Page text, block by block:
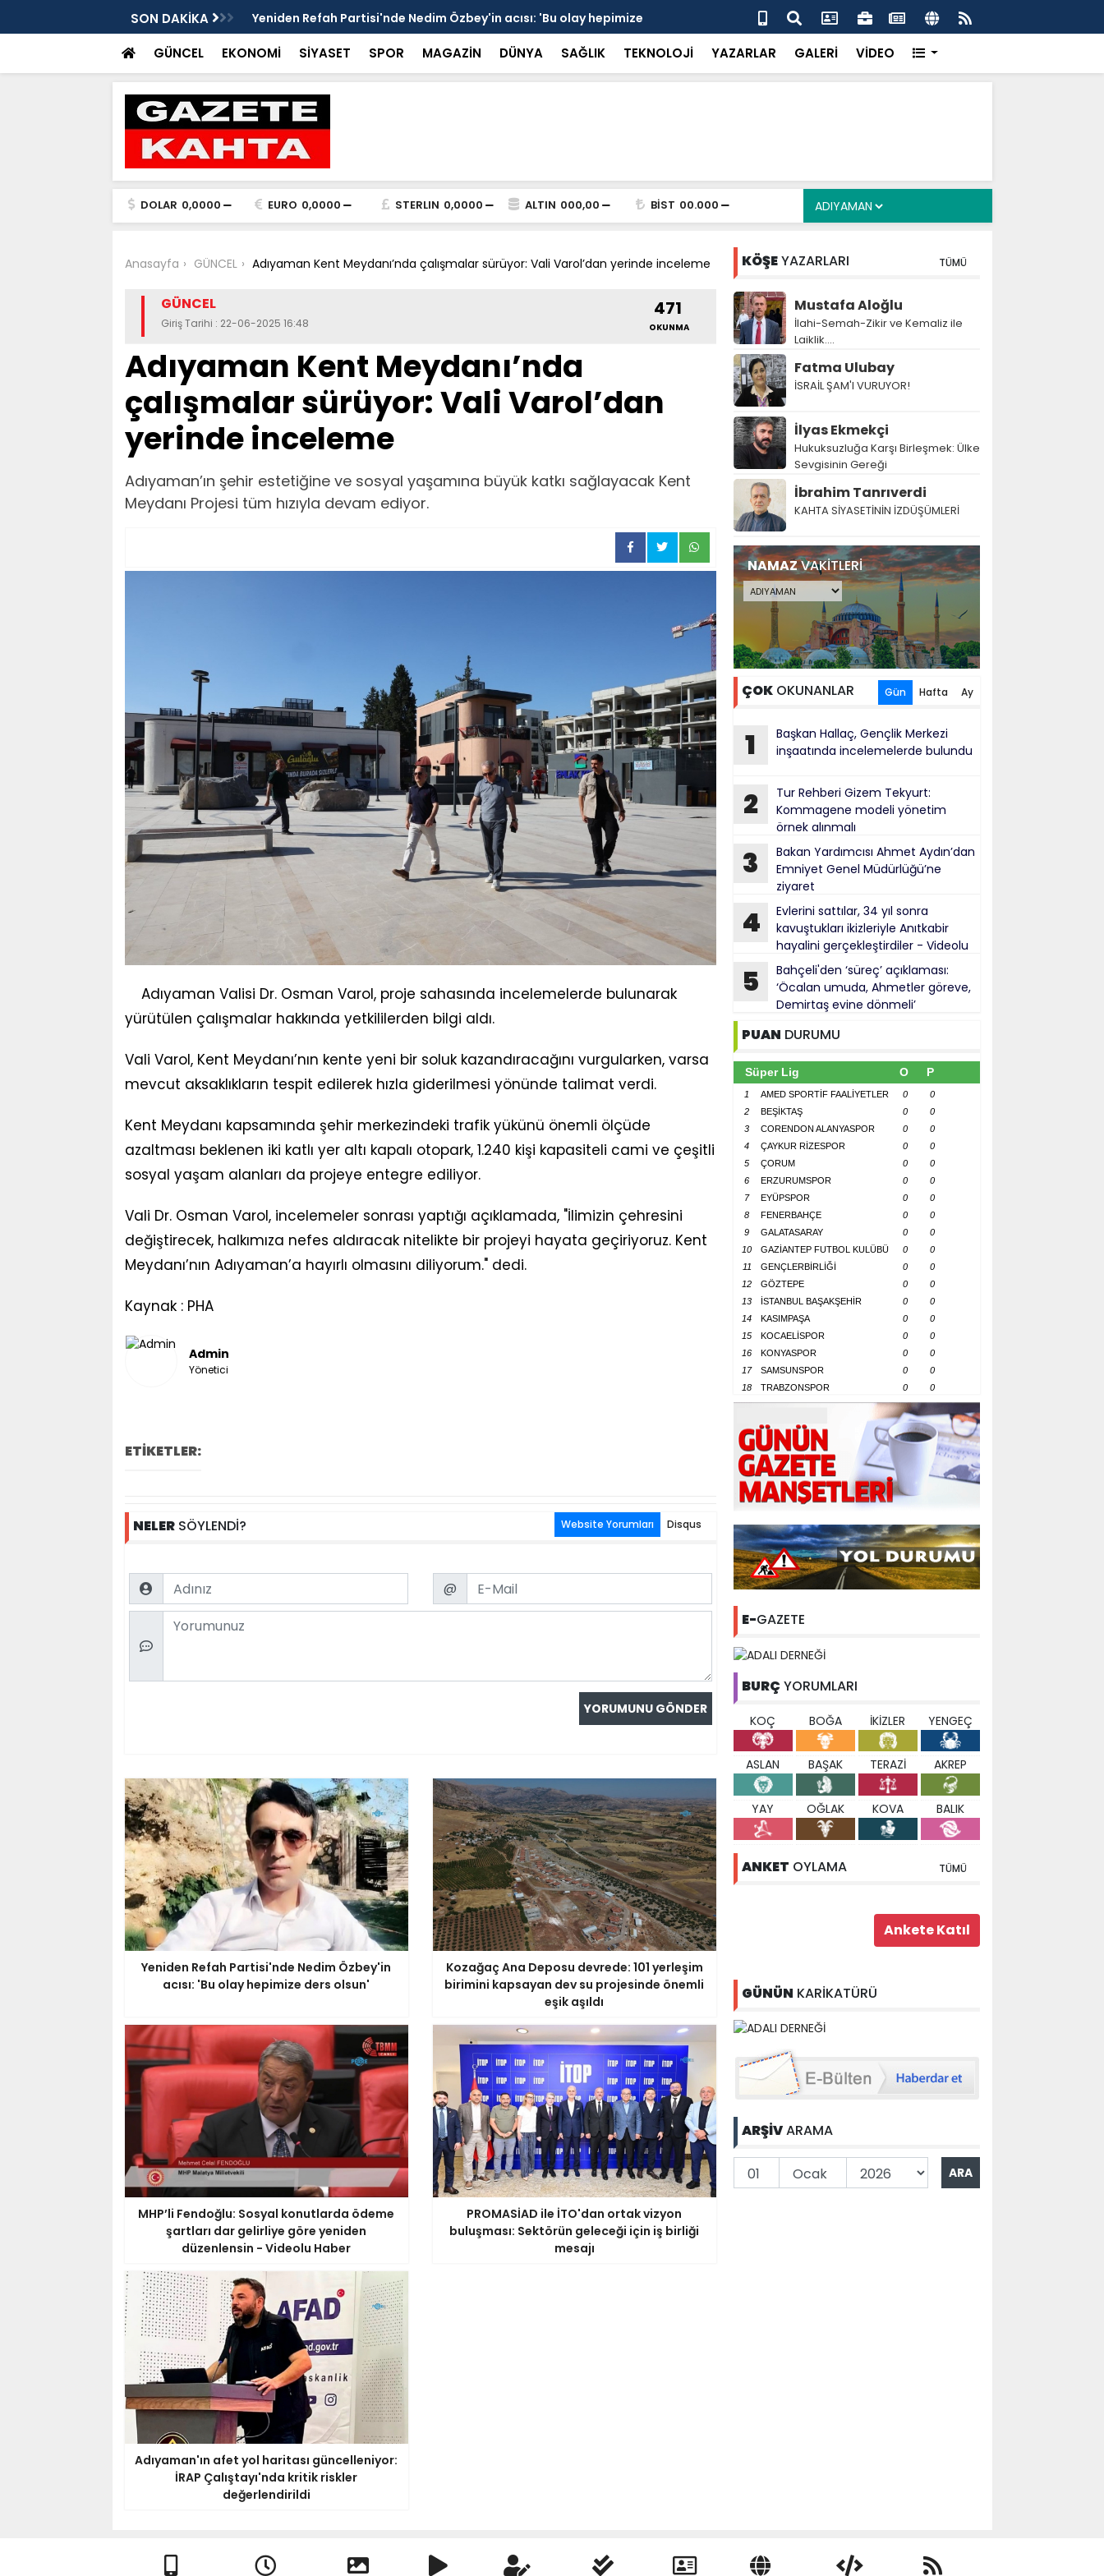
SON DAKİKA
Özbey'in acısı: 'Bu olay hepimize
Kozağaç Ana Deposu devrede: 101 yerleşim birimini kapsayan dev su
projesinde önemli eşik aşıldı
Prof. Dr. Dalyan: ‘Fransız Enstitüsü raporu, Adıyaman'daki siyasi
kırılmayı 'metroköy' kavramıyla açıklıyor’
GÜNCEL EKONOMİ SİYASET SPOR MAGAZİN DÜNYA SAĞLIK TEKNOLOJİ YAZARLAR GALERİ VİDEO
DOLAR 0,0000 EURO 0,0000 STERLIN 0,0000 ALTIN 000,00 BİST 00.000
Anasayfa GÜNCEL Adıyaman Kent Meydanı’nda çalışmalar sürüyor: Vali Varol’dan yerinde inceleme
GÜNCEL
Giriş Tarihi : 22-06-2025 16:48
471
OKUNMA
Adıyaman Kent Meydanı’nda
çalışmalar sürüyor: Vali Varol’dan
yerinde inceleme
Adıyaman’ın şehir estetiğine ve sosyal yaşamına büyük katkı sağlayacak Kent
Meydanı Projesi tüm hızıyla devam ediyor.
Adıyaman Valisi Dr. Osman Varol, proje sahasında incelemelerde bulunarak
yürütülen çalışmalar hakkında yetkililerden bilgi aldı.
Vali Varol, Kent Meydanı’nın kente yeni bir soluk kazandıracağını vurgularken, varsa
mevcut aksaklıkların tespit edilerek hızla giderilmesi yönünde talimat verdi.
Kent Meydanı kapsamında şehir merkezindeki trafik yükünü önemli ölçüde
azaltması beklenen iki katlı yer altı kapalı otopark, 1.240 kişi kapasiteli cami ve çeşitli
sosyal yaşam alanları da projeye entegre ediliyor.
Vali Dr. Osman Varol, incelemeler sonrası yaptığı açıklamada, "İlimizin çehresini
değiştirecek, halkımıza nefes aldıracak nitelikte bir projeyi hayata geçiriyoruz. Kent
Meydanı’nın Adıyaman’a hayırlı olmasını diliyorum." dedi.
Kaynak : PHA
Admin
Yönetici
ETİKETLER:
NELERSÖYLENDİ? Website Yorumları Disqus
Name Email
@
Comment
Yeniden Refah Partisi'nde Nedim Özbey'in
acısı: 'Bu olay hepimize ders olsun'
Kozağaç Ana Deposu devrede: 101 yerleşim
birimini kapsayan dev su projesinde önemli
eşik aşıldı
MHP’li Fendoğlu: Sosyal konutlarda ödeme
şartları dar gelirliye göre yeniden
düzenlensin - Videolu Haber
PROMASİAD ile İTO'dan ortak vizyon
buluşması: Sektörün geleceği için iş birliği
mesajı
Adıyaman'ın afet yol haritası güncelleniyor:
İRAP Çalıştayı'nda kritik riskler
değerlendirildi
KÖŞEYAZARLARI TÜMÜ
Mustafa Aloğlu
İlahi-Semah-Zikir ve Kemaliz ile
Laiklik….
Fatma Ulubay
İSRAİL ŞAM'I VURUYOR!
İlyas Ekmekçi
Hukuksuzluğa Karşı Birleşmek: Ülke
Sevgisinin Gereği
İbrahim Tanrıverdi
KAHTA SİYASETİNİN İZDÜŞÜMLERİ
NAMAZVAKİTLERİ
ÇOKOKUNANLAR Gün Hafta Ay
1
Başkan Hallaç, Gençlik Merkezi
inşaatında incelemelerde bulundu
2
Tur Rehberi Gizem Tekyurt:
Kommagene modeli yönetim
örnek alınmalı
3
Bakan Yardımcısı Ahmet Aydın’dan
Emniyet Genel Müdürlüğü’ne
ziyaret
4
Evlerini sattılar, 34 yıl sonra
kavuştukları ikizleriyle Anıtkabir
hayalini gerçekleştirdiler - Videolu
5
Bahçeli'den ‘süreç’ açıklaması:
‘Öcalan umuda, Ahmetler göreve,
Demirtaş evine dönmeli’
PUAN DURUMU
Süper Lig O P
1 AMED SPORTİF FAALİYETLER 0
0
2
BEŞİKTAŞ 0
0
3
CORENDON ALANYASPOR 0
0
4
ÇAYKUR RİZESPOR 0
0
5
ÇORUM 0
0
6
ERZURUMSPOR 0
0
7
EYÜPSPOR 0
0
8
FENERBAHÇE 0
0
9
GALATASARAY 0
0
10
GAZİANTEP FUTBOL KULÜBÜ 0
0
11
GENÇLERBİRLİĞİ 0
0
12
GÖZTEPE 0
0
13
İSTANBUL BAŞAKŞEHİR 0
0
14
KASIMPAŞA 0
0
15
KOCAELİSPOR 0
0
16
KONYASPOR 0
0
17
SAMSUNSPOR 0
0
18
TRABZONSPOR 0 0
E-GAZETE
BURÇ YORUMLARI
KOÇ BOĞA İKİZLER YENGEÇ
ASLAN BAŞAK TERAZİ AKREP
YAY OĞLAK KOVA BALIK
ANKET OYLAMA TÜMÜ
GÜNÜN KARİKATÜRÜ
ARŞİVARAMA